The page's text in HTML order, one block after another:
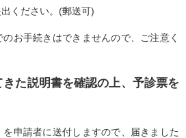
ください。(郵送可)
お手続きはできませんので、ご注意く
きた説明書を確認の上、予診票を
請者に送付しますので、届きました